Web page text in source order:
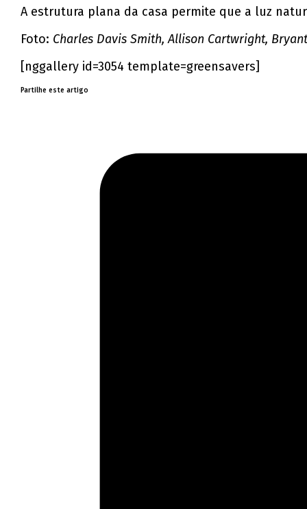
A estrutura plana da casa permite que a luz
Foto: Charles Davis Smith, Allison Cartwright,
[nggallery id=3054 template=greensavers]
Partilhe este artigo